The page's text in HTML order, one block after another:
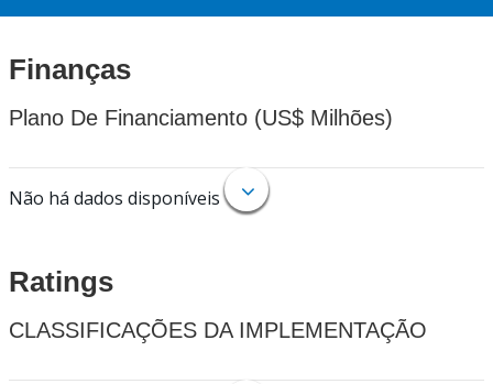
Finanças
Plano De Financiamento (US$ Milhões)
Não há dados disponíveis
Ratings
CLASSIFICAÇÕES DA IMPLEMENTAÇÃO